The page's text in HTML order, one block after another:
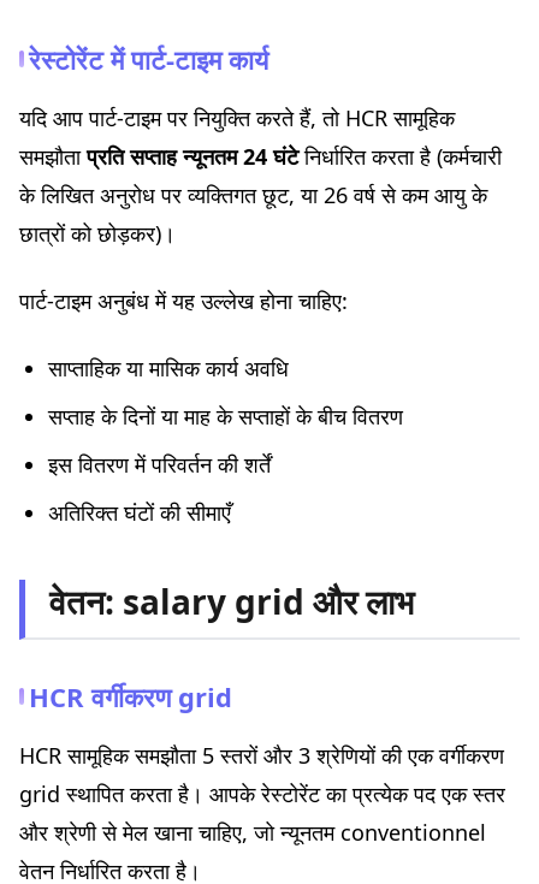
रेस्टोरेंट में पार्ट-टाइम कार्य
यदि आप पार्ट-टाइम पर नियुक्ति करते हैं, तो HCR सामूहिक
समझौताप्रति सप्ताह न्यूनतम 24 घंटेनिर्धारित करता है (कर्मचारी
के लिखित अनुरोध पर व्यक्तिगत छूट, या 26 वर्ष से कम आयु के
छात्रों को छोड़कर)।
पार्ट-टाइम अनुबंध में यह उल्लेख होना चाहिए:
साप्ताहिक या मासिक कार्य अवधि
सप्ताह के दिनों या माह के सप्ताहों के बीच वितरण
इस वितरण में परिवर्तन की शर्तें
अतिरिक्त घंटों की सीमाएँ
वेतन: salary grid और लाभ
HCR वर्गीकरण grid
HCR सामूहिक समझौता 5 स्तरों और 3 श्रेणियों की एक वर्गीकरण
grid स्थापित करता है। आपके रेस्टोरेंट का प्रत्येक पद एक स्तर
और श्रेणी से मेल खाना चाहिए, जो न्यूनतम conventionnel
वेतन निर्धारित करता है।